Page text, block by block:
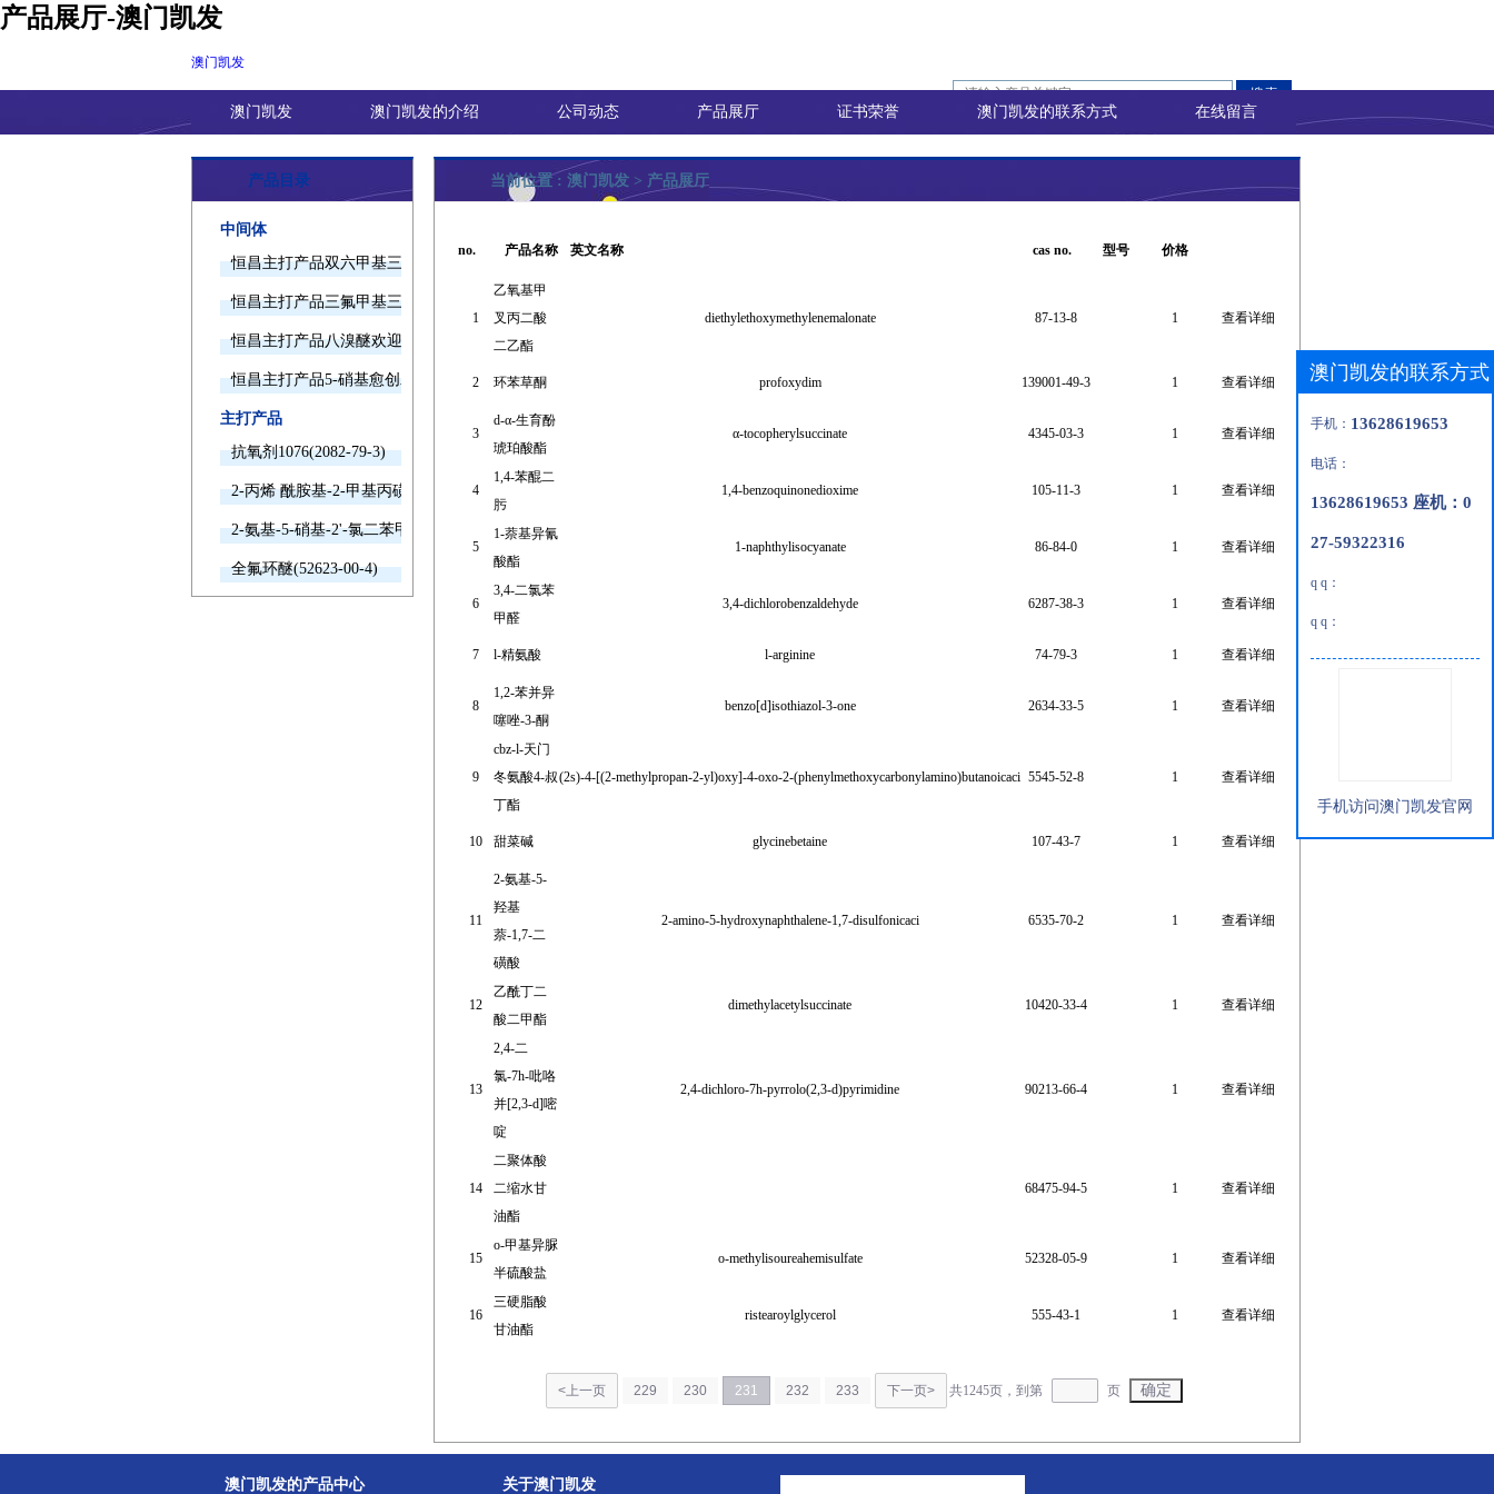
产品展厅-澳门凯发
澳门凯发
澳门凯发 澳门凯发的介绍 公司动态 产品展厅 证书荣誉 澳门凯发的联系方式 在线留言
产品目录
中间体
恒昌主打产品双六甲基三胺欢迎询价
恒昌主打产品三氟甲基三甲基硅烷欢迎询价
恒昌主打产品八溴醚欢迎询价
恒昌主打产品5-硝基愈创木酚钠欢迎询价
主打产品
抗氧剂1076(2082-79-3)
2-丙烯 酰胺基-2-甲基丙磺酸(15214-89-8)
2-氨基-5-硝基-2'-氯二苯甲酮(2011-66-7)
全氟环醚(52623-00-4)
当前位置 : 澳门凯发 > 产品展厅
no. 产品名称 英文名称 cas no. 型号 价格
1
乙氧基甲
叉丙二酸
二乙酯
diethylethoxymethylenemalonate 87-13-8 1 查看详细
2 环苯草酮 profoxydim 139001-49-3 1 查看详细
3
d-α-生育酚
琥珀酸酯
α-tocopherylsuccinate 4345-03-3 1 查看详细
4
1,4-苯醌二
肟
1,4-benzoquinonedioxime 105-11-3 1 查看详细
5
1-萘基异氰
酸酯
1-naphthylisocyanate 86-84-0 1 查看详细
6
3,4-二氯苯
甲醛
3,4-dichlorobenzaldehyde 6287-38-3 1 查看详细
7 l-精氨酸 l-arginine 74-79-3 1 查看详细
8
1,2-苯并异
噻唑-3-酮
benzo[d]isothiazol-3-one 2634-33-5 1 查看详细
9
cbz-l-天门
冬氨酸4-叔
丁酯
(2s)-4-[(2-methylpropan-2-yl)oxy]-4-oxo-2-(phenylmethoxycarbonylamino)butanoicaci 5545-52-8 1 查看详细
10 甜菜碱 glycinebetaine 107-43-7 1 查看详细
11
2-氨基-5-
羟基
萘-1,7-二
磺酸
2-amino-5-hydroxynaphthalene-1,7-disulfonicaci 6535-70-2 1 查看详细
12
乙酰丁二
酸二甲酯
dimethylacetylsuccinate 10420-33-4 1 查看详细
13
2,4-二
氯-7h-吡咯
并[2,3-d]嘧
啶
2,4-dichloro-7h-pyrrolo(2,3-d)pyrimidine 90213-66-4 1 查看详细
14
二聚体酸
二缩水甘
油酯
68475-94-5 1 查看详细
15
o-甲基异脲
半硫酸盐
o-methylisoureahemisulfate 52328-05-9 1 查看详细
16
三硬脂酸
甘油酯
ristearoylglycerol 555-43-1 1 查看详细
<上一页 229 230 231 232 233 下一页> 共1245页，到第 页
澳门凯发的联系方式
手机： 13628619653
电话：
13628619653 座机：0
27-59322316
q q：
q q：
手机访问澳门凯发官网
澳门凯发的产品中心 关于澳门凯发